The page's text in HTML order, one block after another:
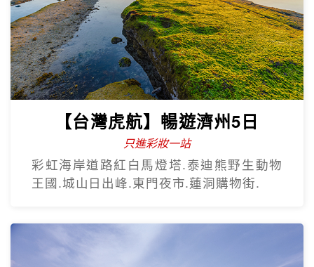
【台灣虎航】暢遊濟州5日
只進彩妝一站
彩虹海岸道路紅白馬燈塔.泰迪熊野生動物
王國.城山日出峰.東門夜市.蓮洞購物街.